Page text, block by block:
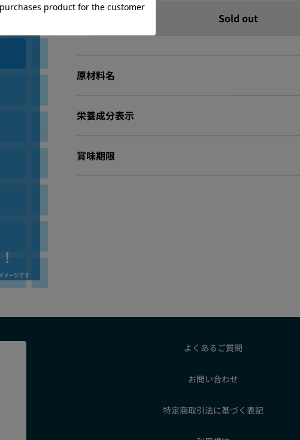
Sold out
原材料名
栄養成分表示
賞味期限
よくあるご質問
お問い合わせ
特定商取引法に基づく表記